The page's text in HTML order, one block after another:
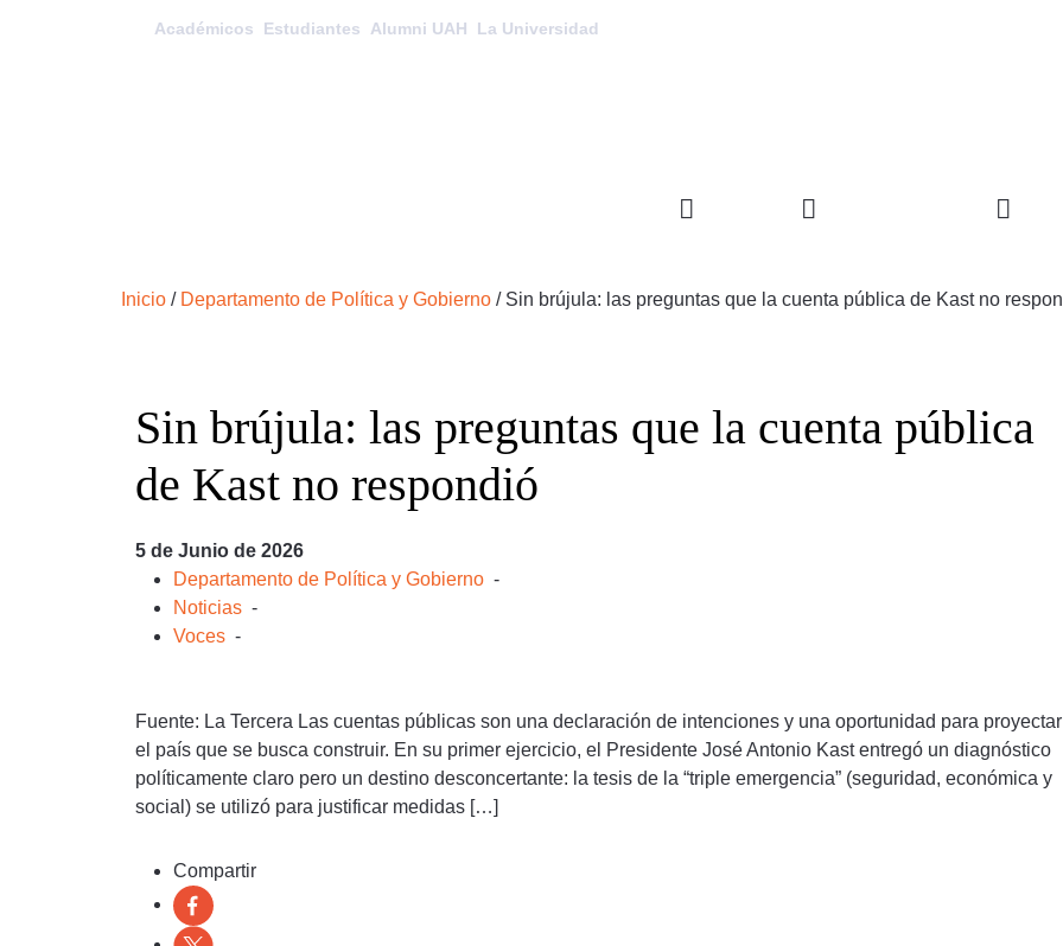
Académicos Estudiantes Alumni UAH La Universidad
Inicio / Departamento de Política y Gobierno / Sin brújula: las preguntas que la cuenta pública de Kast no
Sin brújula: las preguntas que la cuenta pública
de Kast no respondió
5 de Junio de 2026
Departamento de Política y Gobierno -
Noticias -
Voces -
Fuente: La Tercera Las cuentas públicas son una declaración de intenciones y una oportunidad para proyectar
el país que se busca construir. En su primer ejercicio, el Presidente José Antonio Kast entregó un diagnóstico
políticamente claro pero un destino desconcertante: la tesis de la “triple emergencia” (seguridad, económica y
social) se utilizó para justificar medidas […]
Compartir